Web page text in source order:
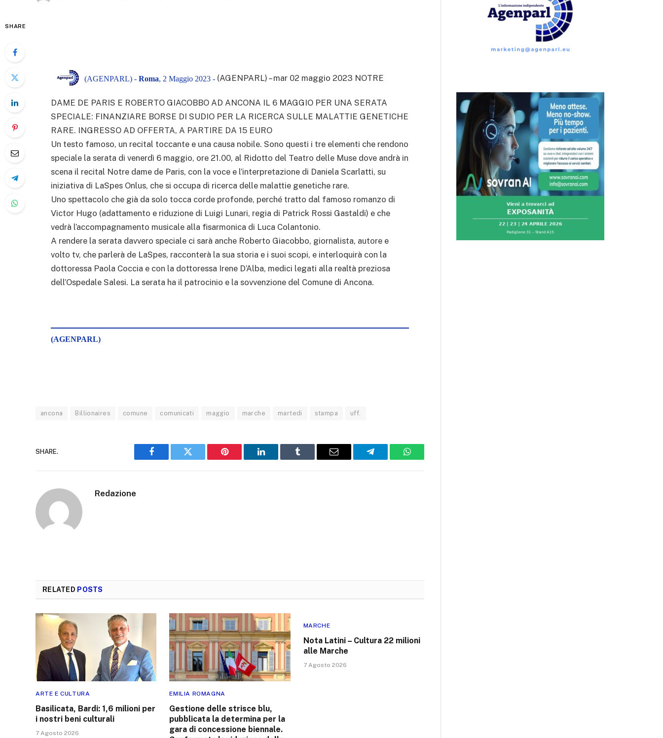
SHARE
(AGENPARL) - Roma, 2 Maggio 2023 - (AGENPARL) – mar 02 maggio 2023 NOTRE
DAME DE PARIS E ROBERTO GIACOBBO AD ANCONA IL 6 MAGGIO PER UNA SERATA
SPECIALE: FINANZIARE BORSE DI SUDIO PER LA RICERCA SULLE MALATTIE GENETICHE
RARE. INGRESSO AD OFFERTA, A PARTIRE DA 15 EURO
Un testo famoso, un recital toccante e una causa nobile. Sono questi i tre elementi che rendono
speciale la serata di venerdì 6 maggio, ore 21.00, al Ridotto del Teatro delle Muse dove andrà in
scena il recital Notre dame de Paris, con la voce e l’interpretazione di Daniela Scarlatti, su
iniziativa di LaSpes Onlus, che si occupa di ricerca delle malattie genetiche rare.
Uno spettacolo che già da solo tocca corde profonde, perché tratto dal famoso romanzo di
Victor Hugo (adattamento e riduzione di Luigi Lunari, regia di Patrick Rossi Gastaldi) e che
vedrà l’accompagnamento musicale alla fisarmonica di Luca Colantonio.
A rendere la serata davvero speciale ci sarà anche Roberto Giacobbo, giornalista, autore e
volto tv, che parlerà de LaSpes, racconterà la sua storia e i suoi scopi, e interloquirà con la
dottoressa Paola Coccia e con la dottoressa Irene D’Alba, medici legati alla realtà preziosa
dell’Ospedale Salesi. La serata ha il patrocinio e la sovvenzione del Comune di Ancona.
(AGENPARL)
ancona Billionaires comune comunicati maggio marche martedi stampa uff.
SHARE.
Facebook Twitter Pinterest LinkedIn Tumblr Email Telegram WhatsApp
Redazione
RELATED POSTS
ARTE E CULTURA
Basilicata, Bardi: 1,6 milioni per
i nostri beni culturali
7 Agosto 2026
EMILIA ROMAGNA
Gestione delle strisce blu,
pubblicata la determina per la
gara di concessione biennale.
MARCHE
Nota Latini – Cultura 22 milioni
alle Marche
7 Agosto 2026